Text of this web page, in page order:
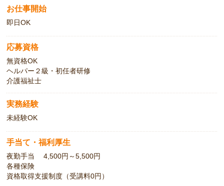
お仕事開始
即日OK
応募資格
無資格OK
ヘルパー２級・初任者研修
介護福祉士
実務経験
未経験OK
手当て・福利厚生
夜勤手当 4,500円～5,500円
各種保険
資格取得支援制度（受講料0円）